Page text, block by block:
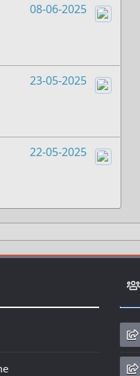
08-06-2025
23-05-2025
22-05-2025